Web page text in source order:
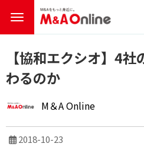
【協和エクシオ】4
わるのか
M＆A Online
2018-10-23